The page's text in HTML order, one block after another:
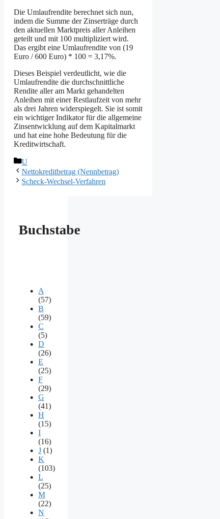
Die Umlaufrendite berechnet sich nun,
indem die Summe der Zinserträge durch
den aktuellen Marktpreis aller Anleihen
geteilt und mit 100 multipliziert wird.
Das ergibt eine Umlaufrendite von (19
Euro / 600 Euro) * 100 = 3,17%.
Dieses Beispiel verdeutlicht, wie die
Umlaufrendite die durchschnittliche
Rendite aller am Markt gehandelten
Anleihen mit einer Restlaufzeit von mehr
als drei Jahren widerspiegelt. Sie ist somit
ein wichtiger Indikator für die allgemeine
Zinsentwicklung auf dem Kapitalmarkt
und hat eine hohe Bedeutung für die
Kreditwirtschaft.
Kategorien
U
Nettokreditbetrag (Nennbetrag)
Scheck-Wechsel-Verfahren
Buchstabe
A
(57)
B
(59)
C
(5)
D
(26)
E
(25)
F
(29)
G
(41)
H
(15)
I
(16)
J (1)
K
(103)
L
(25)
M
(22)
N